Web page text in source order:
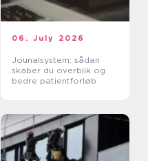
06. July 2026
Jounalsystem: sådan
skaber du overblik og
bedre patientforløb